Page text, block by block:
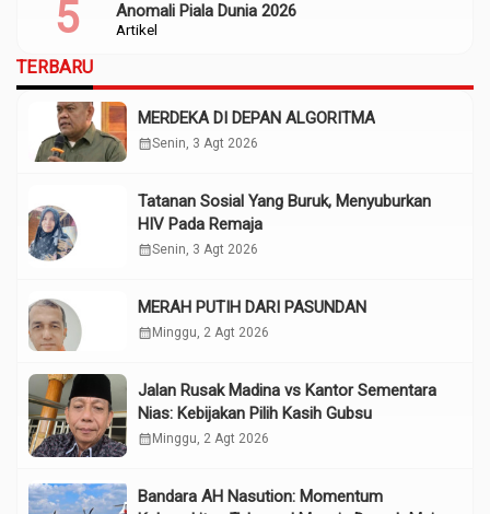
Artikel
Anomali Piala Dunia 2026
TERBARU
MERDEKA DI DEPAN ALGORITMA
calendar_monthSenin, 3 Agt 2026
Tatanan Sosial Yang Buruk, Menyuburkan
HIV Pada Remaja
calendar_monthSenin, 3 Agt 2026
MERAH PUTIH DARI PASUNDAN
calendar_month Minggu, 2 Agt 2026
Jalan Rusak Madina vs Kantor Sementara
Nias: Kebijakan Pilih Kasih Gubsu
calendar_month Minggu, 2 Agt 2026
Bandara AH Nasution: Momentum